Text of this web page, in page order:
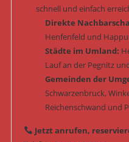
schnell und einfach
Direkte
Henfenfeld und
Städte im Umland:
Lauf an der Pegnitz
Gemeinden der
Schwarzenbruck,
Reichenschwand und
Jetzt anrufen,